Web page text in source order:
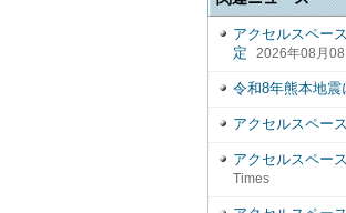
アクセルスペー
定
2026年08月
令和8年熊本地
アクセルスペー
アクセルスペー
Times